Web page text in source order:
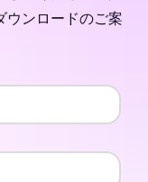
ウンロードのご案